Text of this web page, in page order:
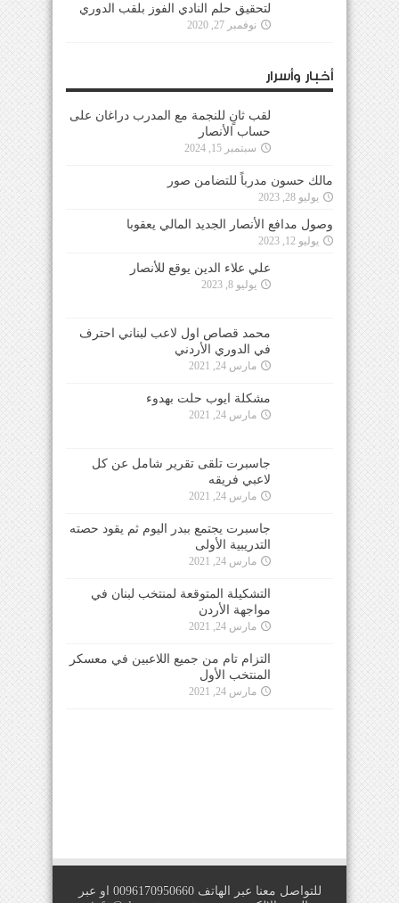
لتحقيق حلم النادي الفوز بلقب الدوري
نوفمبر 27, 2020
أخبار وأسرار
لقب ثانٍ للنجمة مع المدرب دراغان على
حساب الأنصار
سبتمبر 15, 2024
مالك حسون مدرباً للتضامن صور
يوليو 28, 2023
وصول مدافع الأنصار الجديد المالي يعقوبا
يوليو 12, 2023
علي علاء الدين يوقع للأنصار
يوليو 8, 2023
محمد قصاص اول لاعب لبناني احترف
في الدوري الأردني
مارس 24, 2021
مشكلة ايوب حلت بهدوء
مارس 24, 2021
جاسبرت تلقى تقرير شامل عن كل
لاعبي فريقه
مارس 24, 2021
جاسبرت يجتمع ببدر اليوم ثم يقود حصته
التدريبية الأولى
مارس 24, 2021
التشكيلة المتوقعة لمنتخب لبنان في
مواجهة الأردن
مارس 24, 2021
التزام تام من جميع اللاعبين في معسكر
المنتخب الأول
مارس 24, 2021
للتواصل معنا عبر الهاتف 0096170950660 او عبر